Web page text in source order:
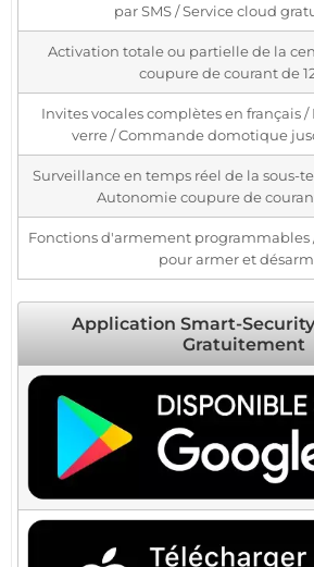
par SMS / Service cloud
Activation totale ou partielle de la
coupure de courant de
Invites vocales complètes en français
verre / Commande domotique
Surveillance en temps réel de la sous-
Autonomie coupure de
Fonctions d'armement programmables
pour armer et
Application Smart-
Gratuitement